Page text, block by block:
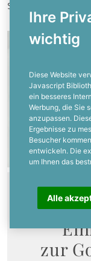
Ihre
wichtig
Diese Website
Javascript
ein besseres
Werbung, die Sie
anzupassen.
Ergebnisse zu
Besucher
entwickeln. Die
um Ihnen das
Alle
Startseite
zur